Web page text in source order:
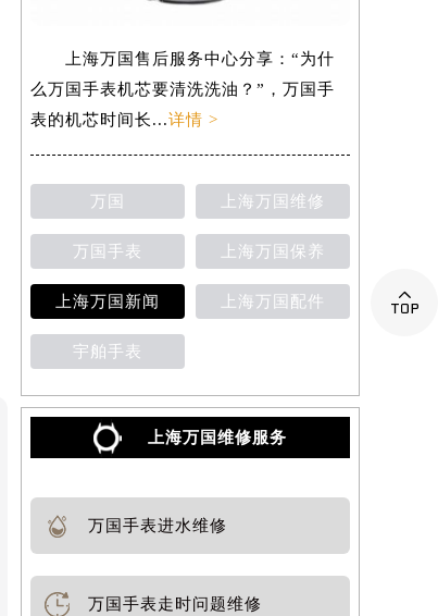
上海万国售后服务中心分享：“为什
么万国手表机芯要清洗洗油？”，万国手
表的机芯时间长...详情 >
万国 上海万国维修
万国手表 上海万国保养
上海万国新闻 上海万国配件
宇舶手表
上海万国维修服务
万国手表进水维修
万国手表走时问题维修
